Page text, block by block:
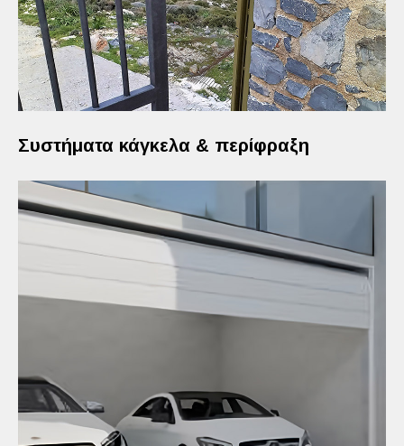
Συστήματα κάγκελα & περίφραξη